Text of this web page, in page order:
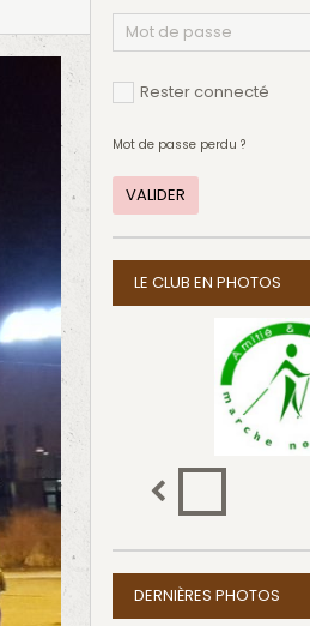
Rester connecté
Mot de passe perdu ?
VALIDER
LE CLUB EN PHOTOS
DERNIÈRES PHOTOS